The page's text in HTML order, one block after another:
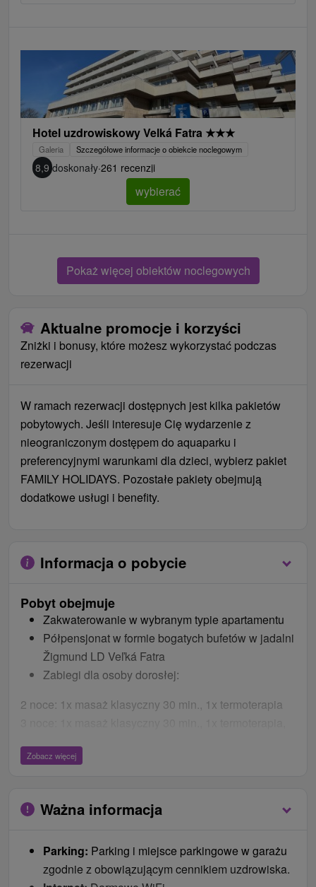
Hotel uzdrowiskowy Velká Fatra ★★★
Galeria Szczegółowe informacje o obiekcie noclegowym
8,9 doskonały·261 recenzji
wybierać
Pokaż więcej obiektów noclegowych
Aktualne promocje i korzyści
Zniżki i bonusy, które możesz wykorzystać podczas
rezerwacji
W ramach rezerwacji dostępnych jest kilka pakietów
pobytowych. Jeśli interesuje Cię wydarzenie z
nieograniczonym dostępem do aquaparku i
preferencyjnymi warunkami dla dzieci, wybierz pakiet
FAMILY HOLIDAYS. Pozostałe pakiety obejmują
dodatkowe usługi i benefity.
Informacja o pobycie
Pobyt obejmuje
Zakwaterowanie w wybranym typie apartamentu
Półpensjonat w formie bogatych bufetów w jadalni
Žigmund LD Veľká Fatra
Zabiegi dla osoby dorosłej:
2 noce: 1x masaż klasyczny 30 min., 1x termoterapia
4 noce: 1x masaż klasyczny 30 min., 1x termoterapia,
1x tlenoterapia, 1x kąpiel szmaragdowa
1x tlenoterapia, 1x kąpiel szmaragdowa
BONUSY
Zobacz więcej
Ważna informacja
Parking: Parking i miejsce parkingowe w garażu
zgodnie z obowiązującym cennikiem uzdrowiska.